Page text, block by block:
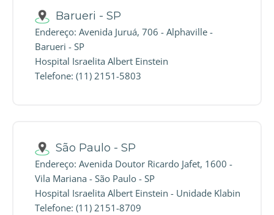
Barueri - SP
Endereço: Avenida Juruá, 706 - Alphaville -
Barueri - SP
Hospital Israelita Albert Einstein
Telefone: (11) 2151-5803
São Paulo - SP
Endereço: Avenida Doutor Ricardo Jafet, 1600 -
Vila Mariana - São Paulo - SP
Hospital Israelita Albert Einstein - Unidade Klabin
Telefone: (11) 2151-8709